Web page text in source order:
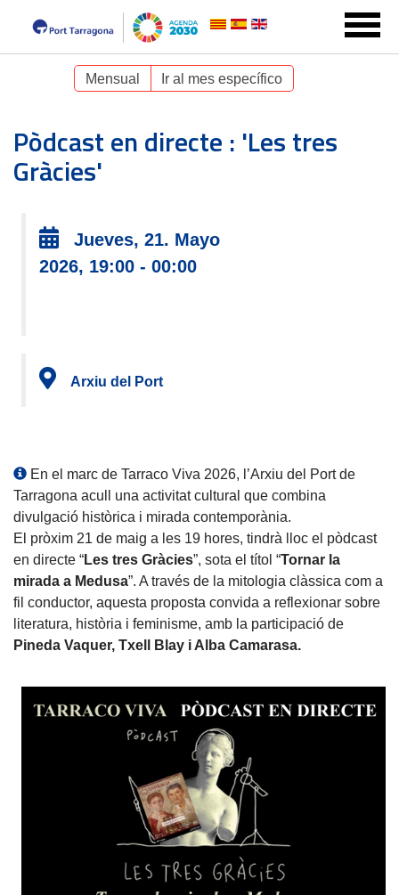
Mensual Ir al mes específico
Pòdcast en directe : 'Les tres
Gràcies'
Jueves, 21. Mayo
2026, 19:00 - 00:00
Arxiu del Port
En el marc de Tarraco Viva 2026, l’Arxiu del Port de
Tarragona acull una activitat cultural que combina
divulgació històrica i mirada contemporània.
El pròxim 21 de maig a les 19 hores, tindrà lloc el pòdcast
en directe “Les tres Gràcies”, sota el títol “Tornar la
mirada a Medusa”. A través de la mitologia clàssica com a
fil conductor, aquesta proposta convida a reflexionar sobre
literatura, història i feminisme, amb la participació de
Pineda Vaquer, Txell Blay i Alba Camarasa.